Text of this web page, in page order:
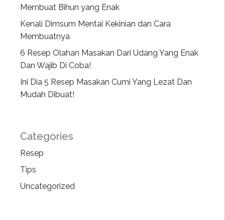
Membuat Bihun yang Enak
Kenali Dimsum Mentai Kekinian dan Cara
Membuatnya
6 Resep Olahan Masakan Dari Udang Yang Enak
Dan Wajib Di Coba!
Ini Dia 5 Resep Masakan Cumi Yang Lezat Dan
Mudah Dibuat!
Categories
Resep
Tips
Uncategorized